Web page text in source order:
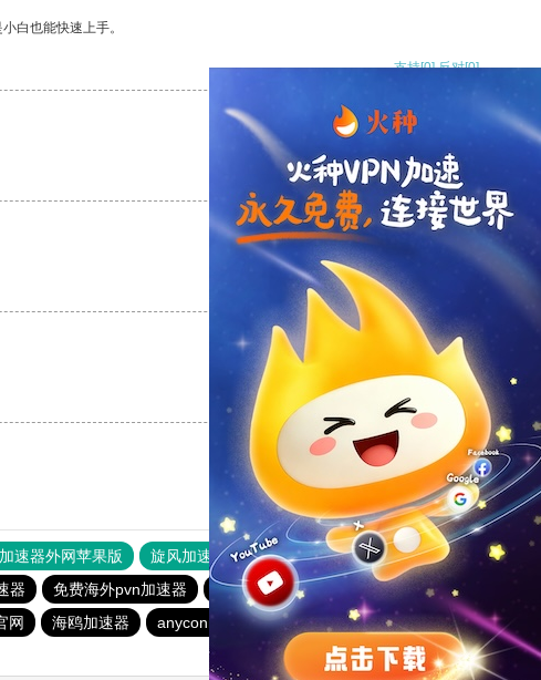
白也能快速上手。
支持[0] 反对[0]
支持[0] 反对
支持
支持 反对 [0]
速器外网苹果版 旋风加速度器
快连加速器
器 免费海外pvn加速器 蚂蚁加速器 银河加速器
白鲸加速器
网 海鸥加速器 anyconnect 银河加速器
荔枝加速器